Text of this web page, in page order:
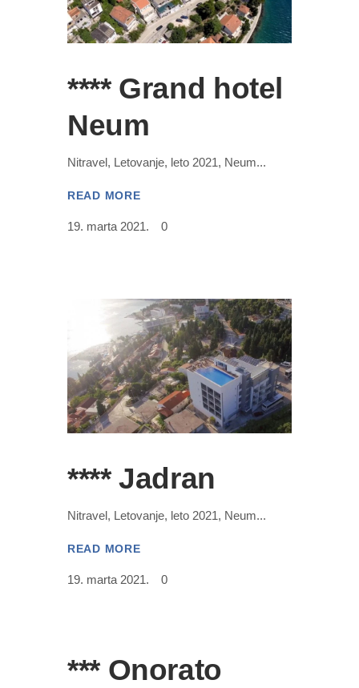
**** Grand hotel
Neum
Nitravel, Letovanje, leto 2021, Neum
READ MORE
19. marta 2021. 0
**** Jadran
Nitravel, Letovanje, leto 2021, Neum
READ MORE
19. marta 2021. 0
*** Onorato